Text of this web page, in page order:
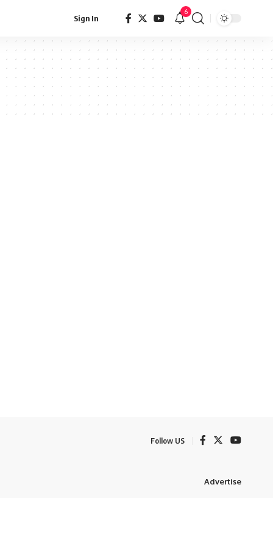
Sign In
6
Follow US
Advertise